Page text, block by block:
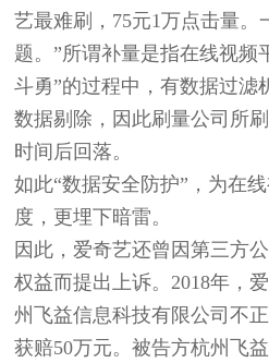
艺最难刷，75元1万点击量。
题。”所谓补量是指在线视频
斗勇”的过程中，有数据过滤
数据剔除，因此刷量公司所
时间后回落。
如此“数据安全防护”，为在
度，更埋下暗雷。
因此，爱奇艺还曾因第三方
权益而提出上诉。2018年，
州飞益信息科技有限公司不
获赔50万元。被告方杭州飞